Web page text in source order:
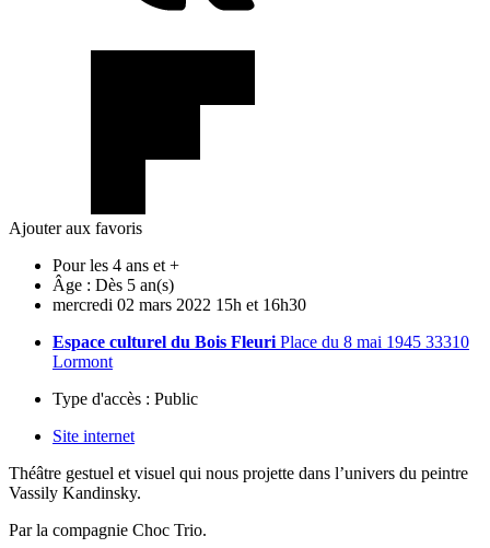
Ajouter aux favoris
Pour les 4 ans et +
Âge : Dès 5 an(s)
mercredi 02 mars 2022 15h et 16h30
Espace culturel du Bois Fleuri Place du 8 mai 1945 33310
Lormont
Type d'accès : Public
Site internet
Théâtre gestuel et visuel qui nous projette dans l’univers du peintre
Vassily Kandinsky.
Par la compagnie Choc Trio.